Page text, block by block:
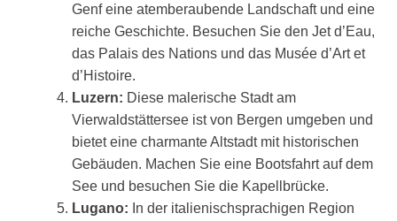
Genf eine atemberaubende Landschaft und eine
reiche Geschichte. Besuchen Sie den Jet d’Eau,
das Palais des Nations und das Musée d’Art et
d’Histoire.
Luzern: Diese malerische Stadt am
Vierwaldstättersee ist von Bergen umgeben und
bietet eine charmante Altstadt mit historischen
Gebäuden. Machen Sie eine Bootsfahrt auf dem
See und besuchen Sie die Kapellbrücke.
Lugano: In der italienischsprachigen Region